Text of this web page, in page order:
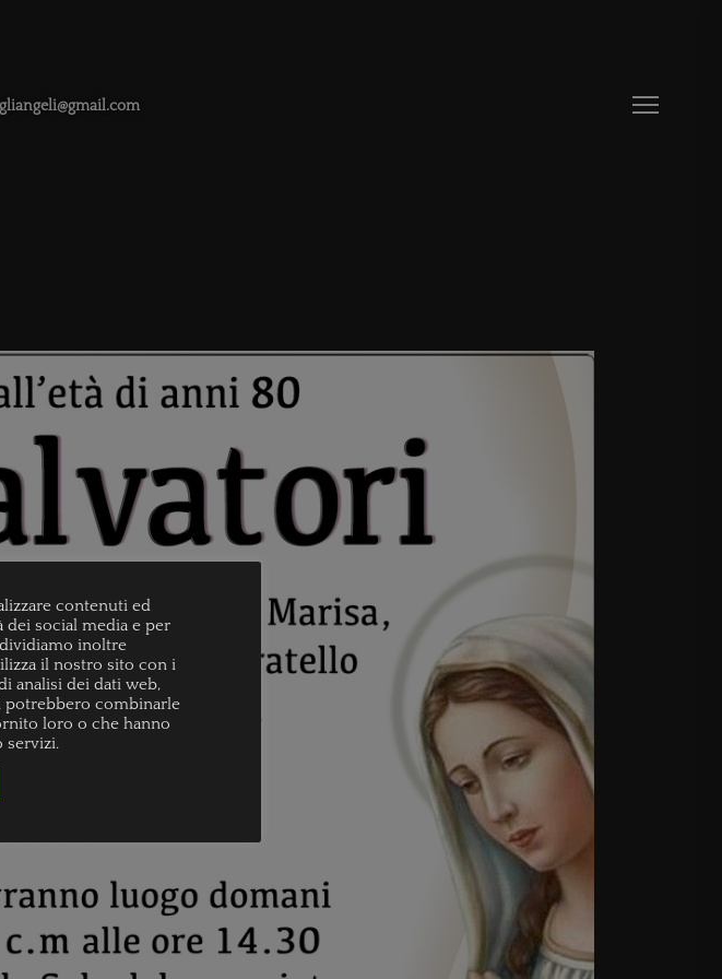
contenuti ed
social media e per
inoltre
il nostro sito con i
analisi dei dati web,
potrebbero combinarle
loro o che hanno
servizi.